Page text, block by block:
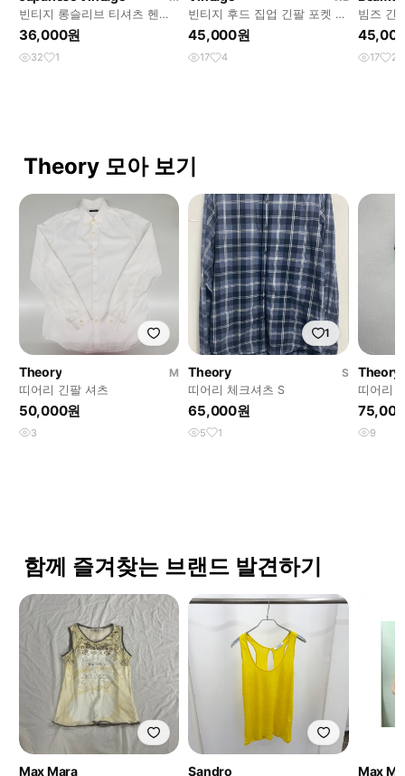
빈티지 롱슬리브 티셔츠 헨리
넥 버튼 레이어드 디테일 블랙
k430
36,000원
32 1
빈티지 후드 집업 긴팔 포켓 체
크 패턴 디테일 퍼플 k429
45,000원
17 4
빔즈 긴
퍼 포켓
레이 k42
17 2
Theory 모아 보기
Theory
M
띠어리 긴팔 셔츠
50,000원
3
1
Theory
S
띠어리 체크셔츠 S
65,000원
5 1
Theory
띠어리
9
함께 즐겨찾는 브랜드 발견하기
Max Mara Sandro Max